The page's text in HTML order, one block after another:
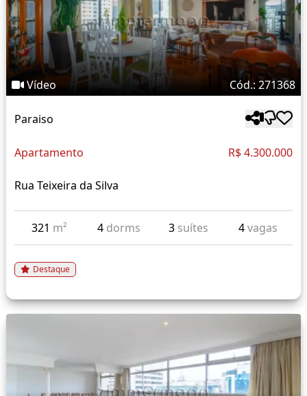
Vídeo Cód.: 271368
Paraiso
Apartamento R$ 4.300.000
Rua Teixeira da Silva
321 m² 4 dorms 3 suítes 4vagas
Destaque